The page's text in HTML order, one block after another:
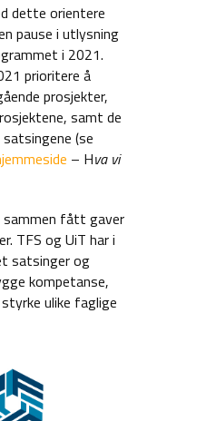
dette orientere
pause i utlysning
i 2021.
prioritere å
prosjekter,
samt de
(se
– Hva vi
fått gaver
TFS og UiT har i
satsinger og
kompetanse,
ulike faglige